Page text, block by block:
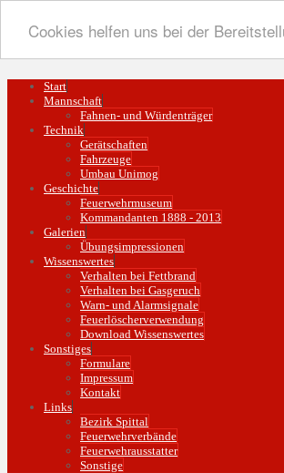
Cookies helfen uns bei der
Start
Mannschaft
Fahnen- und Würdenträger
Technik
Gerätschaften
Fahrzeuge
Umbau Unimog
Geschichte
Feuerwehrmuseum
Kommandanten 1888 - 2013
Galerien
Übungsimpressionen
Wissenswertes
Verhalten bei Fettbrand
Verhalten bei Gasgeruch
Warn- und Alarmsignale
Feuerlöscherverwendung
Download Wissenswertes
Sonstiges
Formulare
Impressum
Kontakt
Links
Bezirk Spittal
Feuerwehrverbände
Feuerwehrausstatter
Sonstige